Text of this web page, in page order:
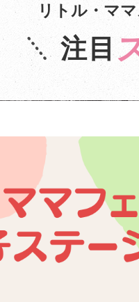
リトル・マ
注目